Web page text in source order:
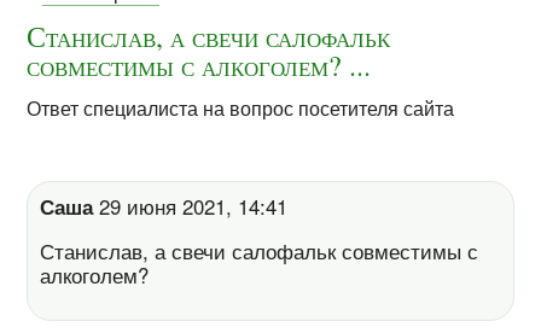
Станислав, а свечи салофальк
совместимы с алкоголем? ...
Ответ специалиста на вопрос посетителя сайта
Саша29 июня 2021, 14:41
Станислав, а свечи салофальк совместимы с
алкоголем?